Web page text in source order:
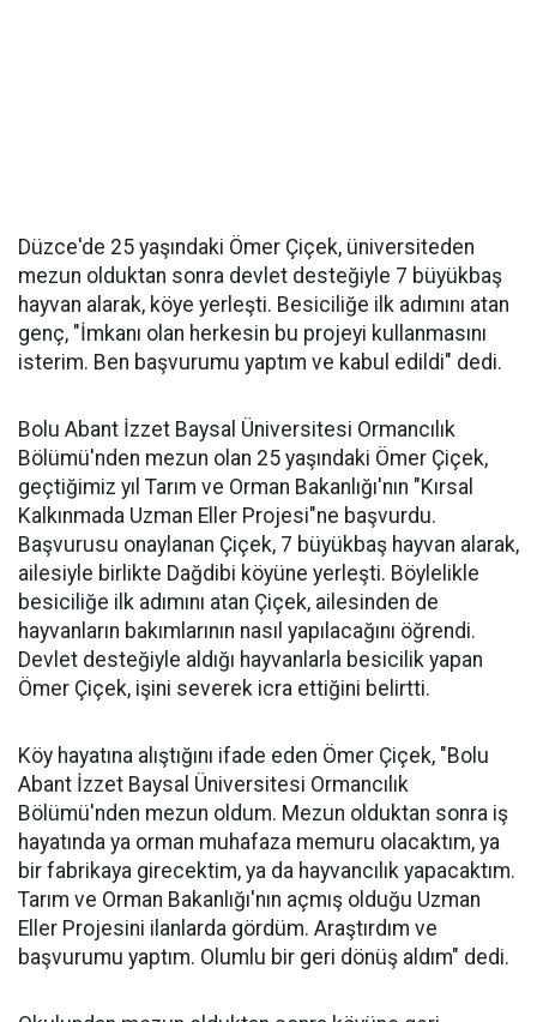
Düzce'de 25 yaşındaki Ömer Çiçek, üniversiteden
mezun olduktan sonra devlet desteğiyle 7 büyükbaş
hayvan alarak, köye yerleşti. Besiciliğe ilk adımını atan
genç, "İmkanı olan herkesin bu projeyi kullanmasını
isterim. Ben başvurumu yaptım ve kabul edildi" dedi.
Bolu Abant İzzet Baysal Üniversitesi Ormancılık
Bölümü'nden mezun olan 25 yaşındaki Ömer Çiçek,
geçtiğimiz yıl Tarım ve Orman Bakanlığı'nın "Kırsal
Kalkınmada Uzman Eller Projesi"ne başvurdu.
Başvurusu onaylanan Çiçek, 7 büyükbaş hayvan alarak,
ailesiyle birlikte Dağdibi köyüne yerleşti. Böylelikle
besiciliğe ilk adımını atan Çiçek, ailesinden de
hayvanların bakımlarının nasıl yapılacağını öğrendi.
Devlet desteğiyle aldığı hayvanlarla besicilik yapan
Ömer Çiçek, işini severek icra ettiğini belirtti.
Köy hayatına alıştığını ifade eden Ömer Çiçek, "Bolu
Abant İzzet Baysal Üniversitesi Ormancılık
Bölümü'nden mezun oldum. Mezun olduktan sonra iş
hayatında ya orman muhafaza memuru olacaktım, ya
bir fabrikaya girecektim, ya da hayvancılık yapacaktım.
Tarım ve Orman Bakanlığı'nın açmış olduğu Uzman
Eller Projesini ilanlarda gördüm. Araştırdım ve
başvurumu yaptım. Olumlu bir geri dönüş aldım" dedi.